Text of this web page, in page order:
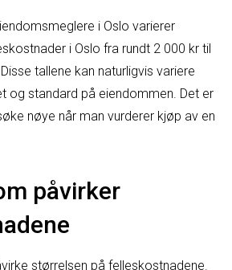
i Oslo varierer
i Oslo fra rundt 2 000 kr til
tallene kan naturligvis variere
og standard på eiendommen. Det er
nøye når man vurderer kjøp av en
påvirker
størrelsen på felleskostnadene.